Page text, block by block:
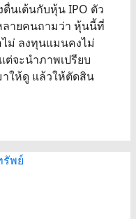
นเต้นกับหุ้น IPO ตัว
ายคนถามว่า หุ้นนี้ที่
ม่ ลงทุนแมนคงไม่
จะนำภาพเปรียบ
ให้ดู แล้วให้ตัดสิน